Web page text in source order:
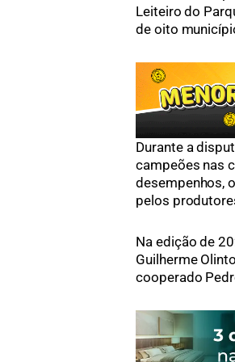
Leiteiro do
de oito
Durante a
campeões nas
desempenhos,
pelos
Na edição de
Guilherme
cooperado